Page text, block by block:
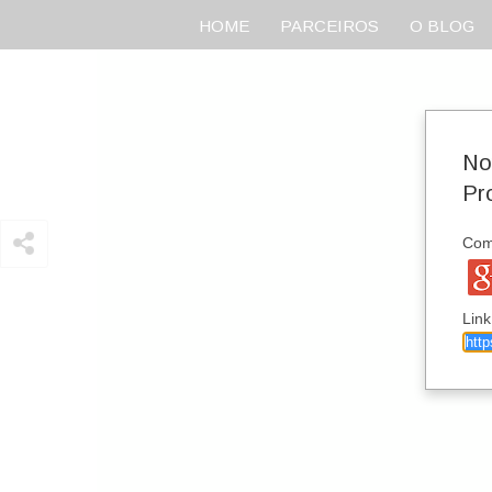
HOME PARCEIROS O BLOG